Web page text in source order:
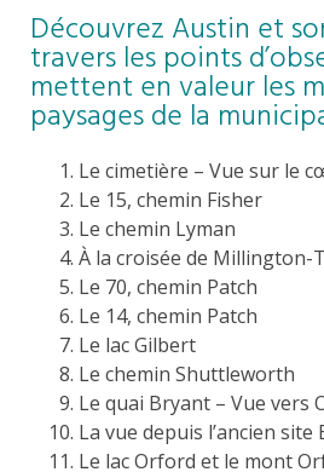
Découvrez Austin et
travers les points
mettent en valeur les
paysages de la
Le cimetière – Vue sur le
Le 15, chemin Fisher
Le chemin Lyman
À la croisée de Millington-
Le 70, chemin Patch
Le 14, chemin Patch
Le lac Gilbert
Le chemin Shuttleworth
Le quai Bryant – Vue vers
La vue depuis l’ancien site
Le lac Orford et le mont